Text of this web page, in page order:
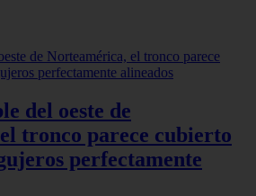
del oeste de
tronco parece cubierto
perfectamente